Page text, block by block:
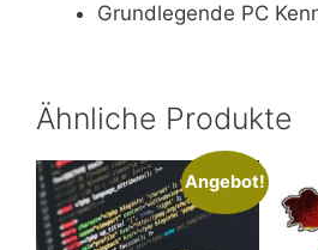
Grundlegende PC
Ähnliche Produkte
Angebot!